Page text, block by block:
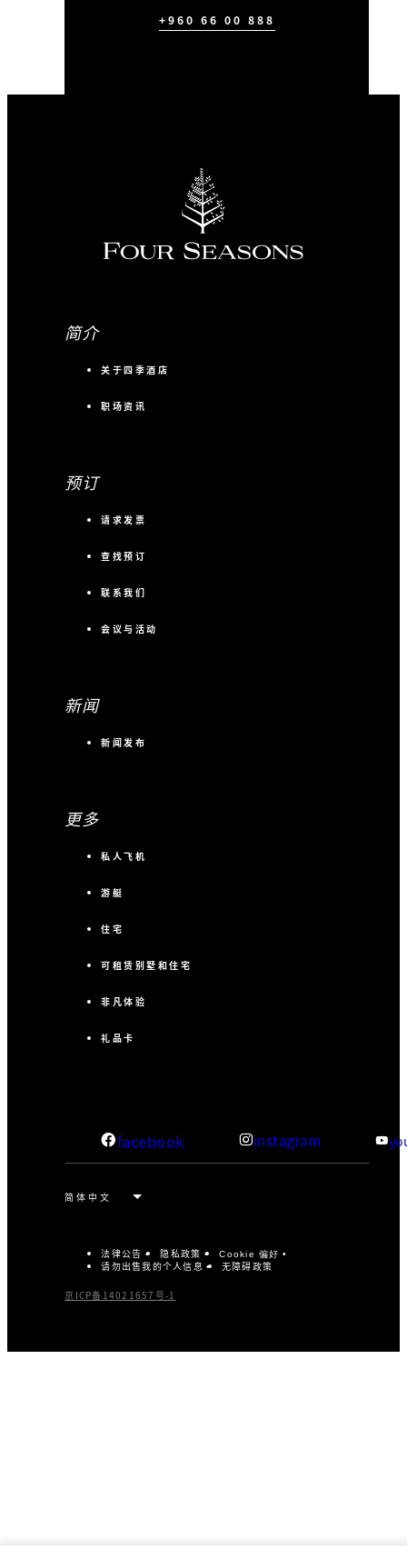
+960 66 00 888
简介
关于四季酒店
职场资讯
预订
请求发票
查找预订
联系我们
会议与活动
新闻
新闻发布
更多
私人飞机
游艇
住宅
可租赁别墅和住宅
非凡体验
礼品卡
facebook instagram
法律公告 隐私政策 Cookie 偏好
请勿出售我的个人信息 无障碍政策
京ICP备14021657号-1